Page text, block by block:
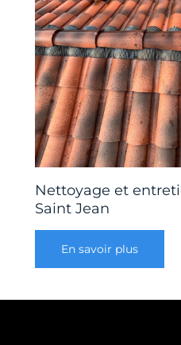
Nettoyage et
Saint Jean
En savoir plus